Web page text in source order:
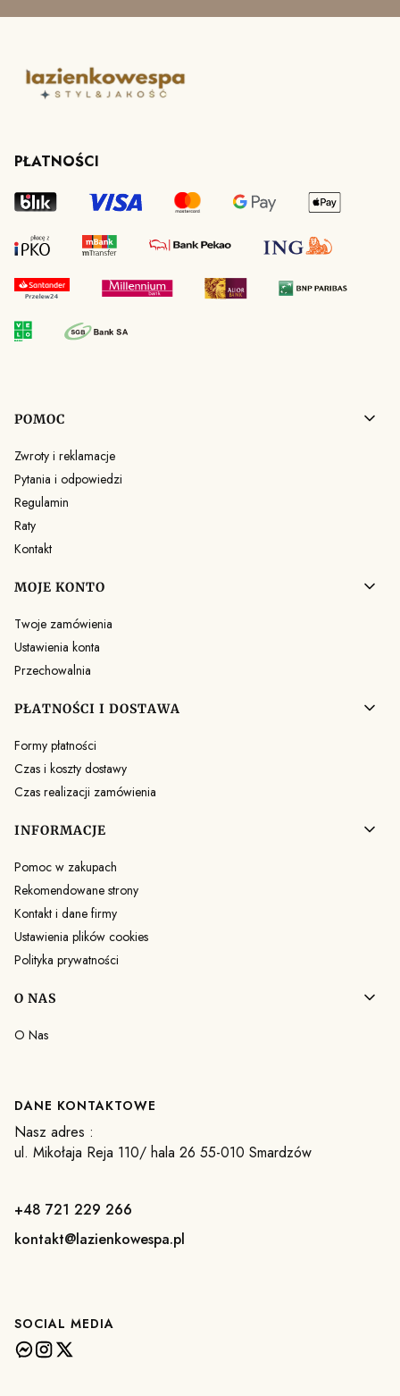
PŁATNOŚCI
Linki w stopce
POMOC
Zwroty i reklamacje
Pytania i odpowiedzi
Regulamin
Raty
Kontakt
MOJE KONTO
Twoje zamówienia
Ustawienia konta
Przechowalnia
PŁATNOŚCI I DOSTAWA
Formy płatności
Czas i koszty dostawy
Czas realizacji zamówienia
INFORMACJE
Pomoc w zakupach
Rekomendowane strony
Kontakt i dane firmy
Ustawienia plików cookies
Polityka prywatności
O NAS
O Nas
DANE KONTAKTOWE
Nasz adres :
ul. Mikołaja Reja 110/ hala 26 55-010 Smardzów
+48 721 229 266
kontakt@lazienkowespa.pl
SOCIAL MEDIA